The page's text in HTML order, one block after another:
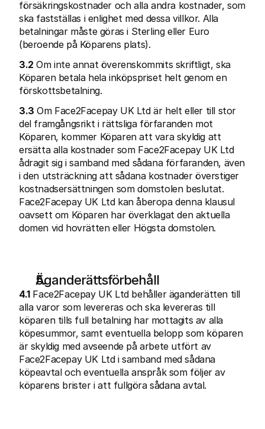
försäkringskostnader och alla andra kostnader, som
ska fastställas i enlighet med dessa villkor. Alla
betalningar måste göras i Sterling eller Euro
(beroende på Köparens plats).
3.2 Om inte annat överenskommits skriftligt, ska
Köparen betala hela inköpspriset helt genom en
förskottsbetalning.
3.3 Om Face2Facepay UK Ltd är helt eller till stor
del framgångsrikt i rättsliga förfaranden mot
Köparen, kommer Köparen att vara skyldig att
ersätta alla kostnader som Face2Facepay UK Ltd
ådragit sig i samband med sådana förfaranden, även
i den utsträckning att sådana kostnader överstiger
kostnadsersättningen som domstolen beslutat.
Face2Facepay UK Ltd kan åberopa denna klausul
oavsett om Köparen har överklagat den aktuella
domen vid hovrätten eller Högsta domstolen.
Äganderättsförbehåll
4.1 Face2Facepay UK Ltd behåller äganderätten till
alla varor som levereras och ska levereras till
köparen tills full betalning har mottagits av alla
köpesummor, samt eventuella belopp som köparen
är skyldig med avseende på arbete utfört av
Face2Facepay UK Ltd i samband med sådana
köpeavtal och eventuella anspråk som följer av
köparens brister i att fullgöra sådana avtal.